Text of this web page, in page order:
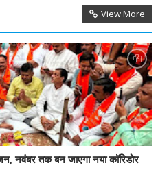
View More
नवंबर तक बन जाएगा नया कॉरिडोर